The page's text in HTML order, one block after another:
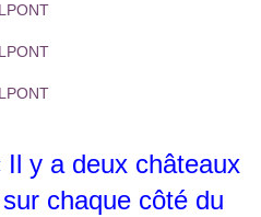
Il y a deux châteaux
chaque côté du